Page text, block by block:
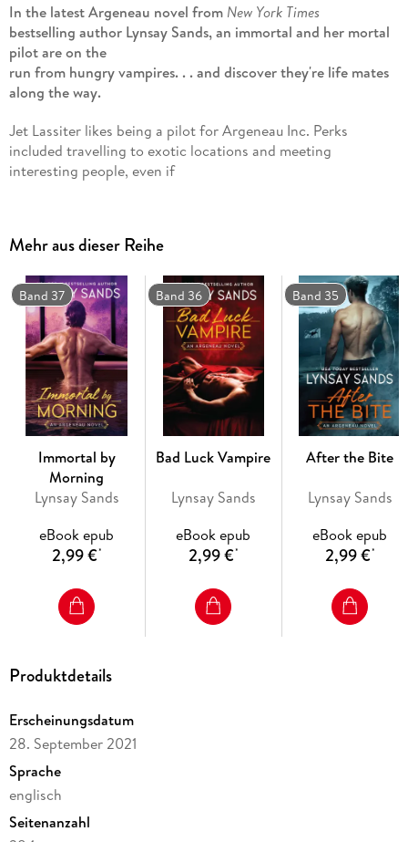
In the latest Argeneau novel fromNew York Times
bestselling author Lynsay Sands, an immortal and her mortal
pilot are on the
run from hungry vampires. . . and discover they're life mates
along the way.
Jet Lassiter likes being a pilot for Argeneau Inc. Perks
included travelling to exotic locations and meeting
interesting people, even if
gravely injured. They
need blood to heal. . . and Jet is the only source.
Quinn Peters never wanted to be immortal. Once a renowned
heart surgeon, she was turned against her will and now she
has to drink blood
to survive. Before she can ask how her "life can get any
worse, she's in a
plane crash. One of the few survivors, Quinn is desperate to
get the mortal
pilot to safety before her fellow immortals succumb to their
blood lust and
drain Jet dry.
But hungry vampires are the least of their worries the crash
wasn't an accident, and someone is trying to kill Quinn. Will
she and Jet find
their happily ever after as life mates, or will her assassin find
Mehr aus dieser Reihe
Band 37
Immortal by
Morning
Lynsay Sands
eBook epub
2,99 €*
Band 36
Bad Luck Vampire
Lynsay Sands
eBook epub
2,99 €*
Band 35
After the Bite
Lynsay Sands
eBook epub
2,99 €*
Produktdetails
Erscheinungsdatum
28. September 2021
Sprache
englisch
Seitenanzahl